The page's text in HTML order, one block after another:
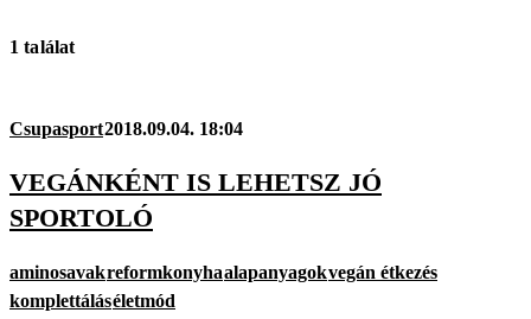
1 találat
Csupasport2018.09.04. 18:04
VEGÁNKÉNT IS LEHETSZ JÓ
SPORTOLÓ
aminosavakreformkonyhaalapanyagokvegán étkezés
komplettáláséletmód